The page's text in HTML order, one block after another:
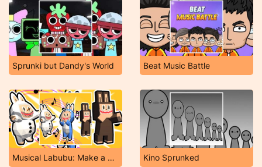
Sprunki but Dandy's World Beat Music Battle
Musical Labubu: Make a Melody Kino Sprunked